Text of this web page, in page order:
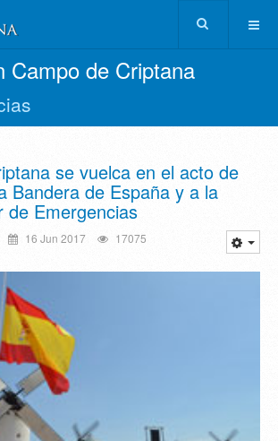
Campo de Criptana
se vuelca en el acto de
Bandera de España y a la
de Emergencias
16 Jun 2017 17075